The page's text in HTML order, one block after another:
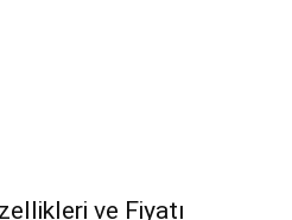
ve Fiyatı